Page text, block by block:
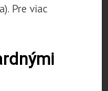
Pre viac